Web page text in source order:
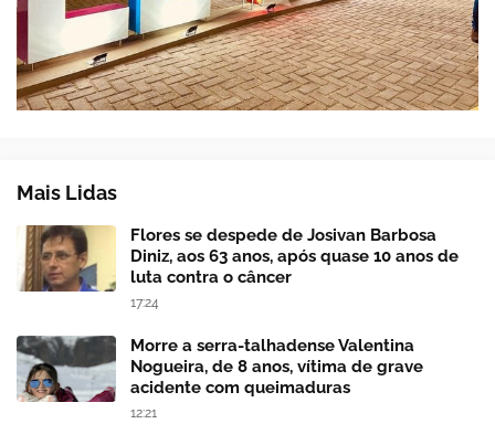
Mais Lidas
Flores se despede de Josivan Barbosa
Diniz, aos 63 anos, após quase 10 anos de
luta contra o câncer
17:24
Morre a serra-talhadense Valentina
Nogueira, de 8 anos, vítima de grave
acidente com queimaduras
12:21